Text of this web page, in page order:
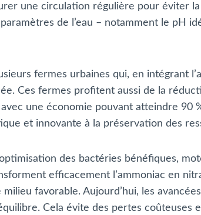
une circulation régulière pour éviter
de l’eau – notamment le pH
fermes urbaines qui, en intégrant
Ces fermes profitent aussi de la
une économie pouvant atteindre 90
et innovante à la préservation des
des bactéries bénéfiques,
efficacement l’ammoniac en
favorable. Aujourd’hui, les
Cela évite des pertes coûteuses